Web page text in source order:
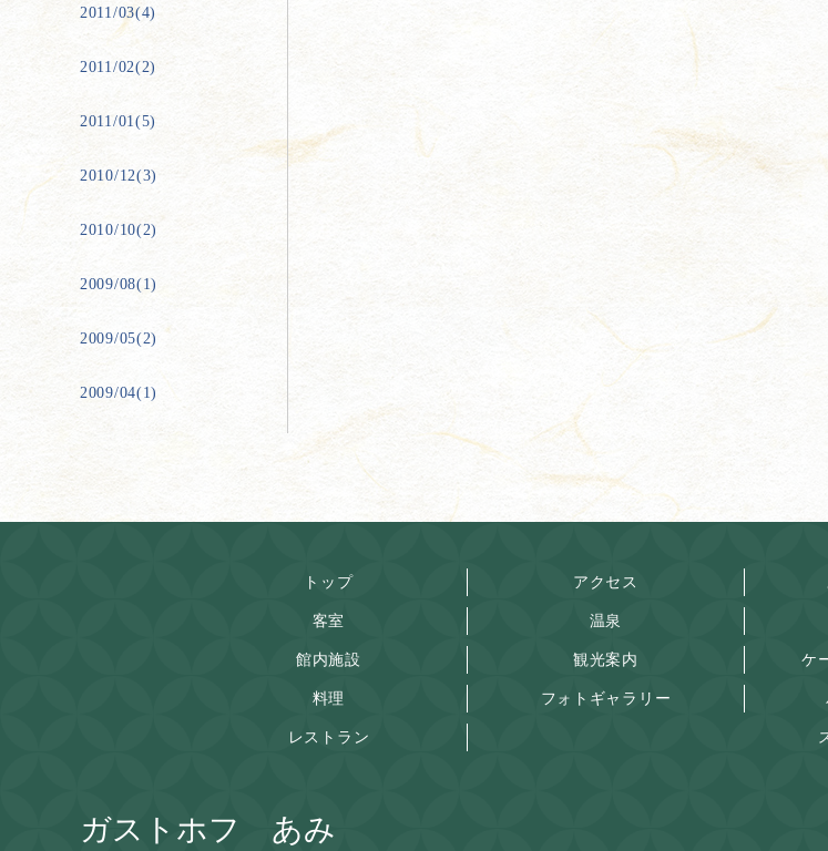
2011/03(4)
2011/02(2)
2011/01(5)
2010/12(3)
2010/10(2)
2009/08(1)
2009/05(2)
2009/04(1)
トップ
客室
館内施設
料理
レストラン
アクセス
温泉
観光案内
フォトギャラリー
ケ
ガストホフ あみ